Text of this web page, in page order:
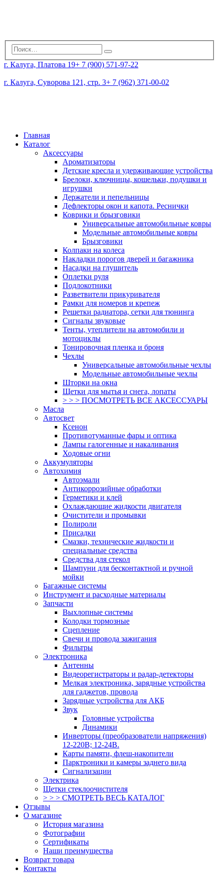
г. Калуга, Платова 19+ 7 (900) 571-97-22
г. Калуга, Суворова 121, стр. 3+ 7 (962) 371-00-02
Главная
Каталог
Аксессуары
Ароматизаторы
Детские кресла и удерживающие устройства
Брелоки, ключницы, кошельки, подушки и
игрушки
Держатели и пепельницы
Дефлекторы окон и капота. Реснички
Коврики и брызговики
Универсальные автомобильные ковры
Модельные автомобильные ковры
Брызговики
Колпаки на колеса
Накладки порогов дверей и багажника
Насадки на глушитель
Оплетки руля
Подлокотники
Разветвители прикуривателя
Рамки для номеров и крепеж
Решетки радиатора, сетки для тюнинга
Сигналы звуковые
Тенты, утеплители на автомобили и
мотоциклы
Тонировочная пленка и броня
Чехлы
Универсальные автомобильные чехлы
Модельные автомобильные чехлы
Шторки на окна
Щетки для мытья и снега, лопаты
> > > ПОСМОТРЕТЬ ВСЕ АКСЕССУАРЫ
Масла
Автосвет
Ксенон
Противотуманные фары и оптика
Лампы галогенные и накаливания
Ходовые огни
Аккумуляторы
Автохимия
Автоэмали
Антикоррозийные обработки
Герметики и клей
Охлаждающие жидкости двигателя
Очистители и промывки
Полироли
Присадки
Смазки, технические жидкости и
специальные средства
Средства для стекол
Шампуни для бесконтактной и ручной
мойки
Багажные системы
Инструмент и расходные материалы
Запчасти
Выхлопные системы
Колодки тормозные
Сцепление
Свечи и провода зажигания
Фильтры
Электроника
Антенны
Видеорегистраторы и радар-детекторы
Мелкая электроника, зарядные устройства
для гаджетов, провода
Зарядные устройства для АКБ
Звук
Головные устройства
Динамики
Инверторы (преобразователи напряжения)
12-220В; 12-24В.
Карты памяти, флеш-накопители
Парктроники и камеры заднего вида
Сигнализации
Электрика
Щетки стеклоочистителя
> > > СМОТРЕТЬ ВЕСЬ КАТАЛОГ
Отзывы
О магазине
История магазина
Фотографии
Сертификаты
Наши преимущества
Возврат товара
Контакты